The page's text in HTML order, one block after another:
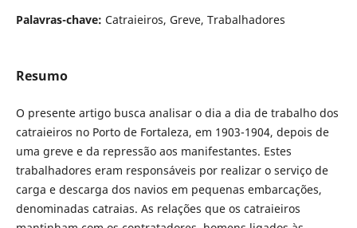
Palavras-chave: Catraieiros, Greve, Trabalhadores
Resumo
O presente artigo busca analisar o dia a dia de trabalho dos
catraieiros no Porto de Fortaleza, em 1903-1904, depois de
uma greve e da repressão aos manifestantes. Estes
trabalhadores eram responsáveis por realizar o serviço de
carga e descarga dos navios em pequenas embarcações,
denominadas catraias. As relações que os catraieiros